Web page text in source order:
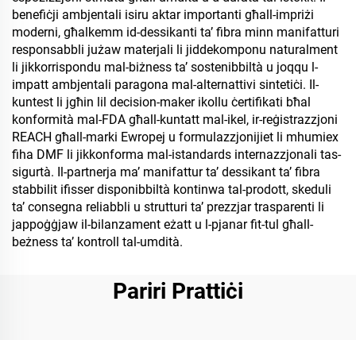
benefiċji ambjentali isiru aktar importanti għall-impriżi
moderni, għalkemm id-dessikanti ta’ fibra minn manifatturi
responsabbli jużaw materjali li jiddekomponu naturalment
li jikkorrispondu mal-biżness ta’ sostenibbiltà u joqqu l-
impatt ambjentali paragona mal-alternattivi sintetiċi. Il-
kuntest li jgħin lil decision-maker ikollu ċertifikati bħal
konformità mal-FDA għall-kuntatt mal-ikel, ir-reġistrazzjoni
REACH għall-marki Ewropej u formulazzjonijiet li mhumiex
fiha DMF li jikkonforma mal-istandards internazzjonali tas-
sigurtà. Il-partnerja ma’ manifattur ta’ dessikant ta’ fibra
stabbilit ifisser disponibbiltà kontinwa tal-prodott, skeduli
ta’ consegna reliabbli u strutturi ta’ prezzjar trasparenti li
jappoġġjaw il-bilanzament eżatt u l-pjanar fit-tul għall-
beżness ta’ kontroll tal-umdità.
Pariri Prattiċi